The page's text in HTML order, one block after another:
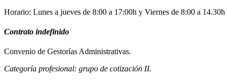
Horario: Lunes a jueves de 8:00 a 17:00h y Viernes de 8:00 a 14.30h
Contrato indefinido
Convenio de Gestorías Administrativas.
Categoría profesional: grupo de cotización II.